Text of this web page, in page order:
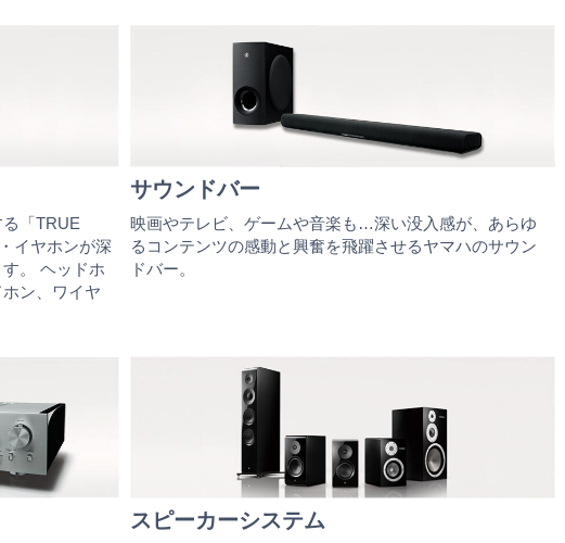
「TRUE
イヤホンが深
。 ヘッドホ
ン、ワイヤ
サウンドバー
映画やテレビ、ゲームや音楽も…深い没入感が、あらゆ
るコンテンツの感動と興奮を飛躍させるヤマハのサウン
ドバー。
スピーカーシステム